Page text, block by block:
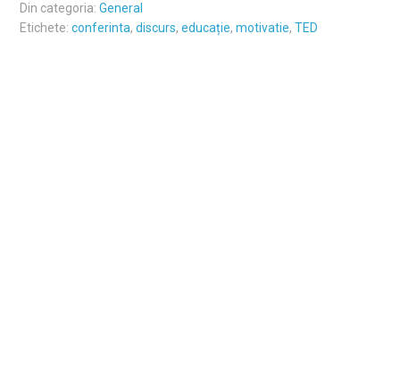
Din categoria:General
Etichete:conferinta,discurs,educație,motivatie,TED